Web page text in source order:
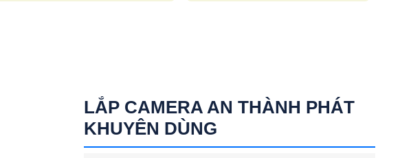
LẮP CAMERA AN THÀNH PHÁT
KHUYÊN DÙNG